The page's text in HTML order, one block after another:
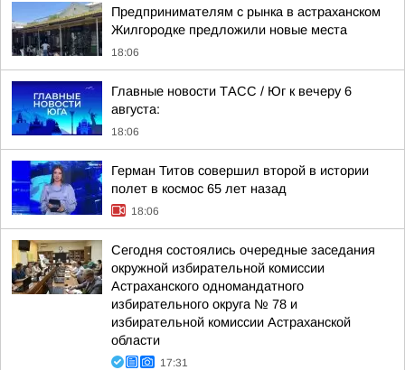
Предпринимателям с рынка в астраханском
Жилгородке предложили новые места
18:06
Главные новости ТАСС / Юг к вечеру 6
августа:
18:06
Герман Титов совершил второй в истории
полет в космос 65 лет назад
18:06
Сегодня состоялись очередные заседания
окружной избирательной комиссии
Астраханского одномандатного
избирательного округа № 78 и
избирательной комиссии Астраханской
области
17:31